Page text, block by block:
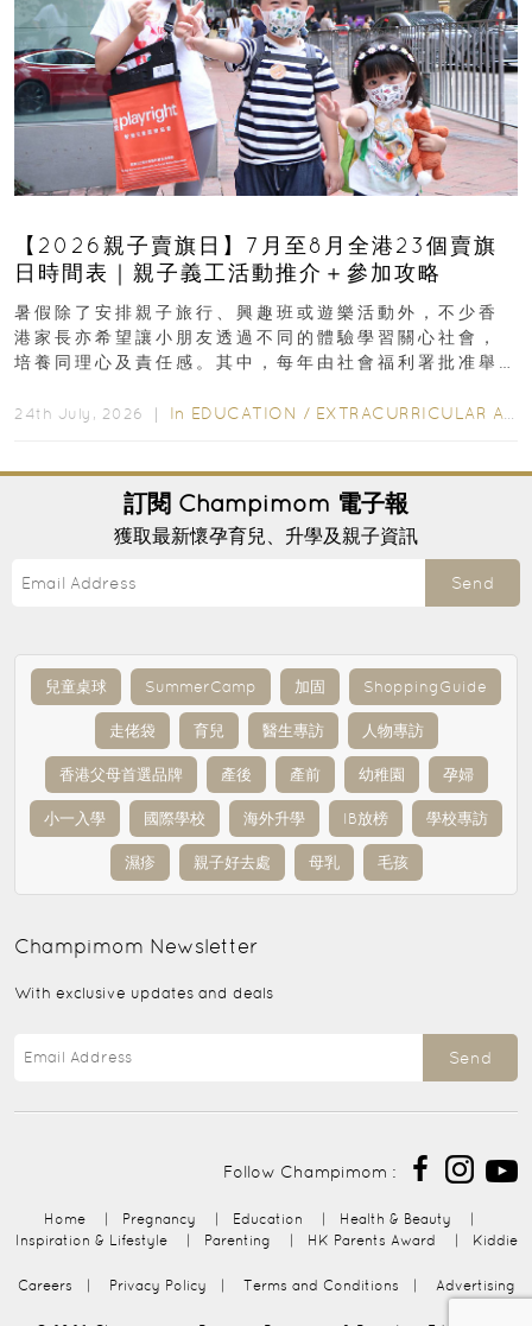
【2026親子賣旗日】7月至8月全港23個賣旗
日時間表｜親子義工活動推介＋參加攻略
暑假除了安排親子旅行、興趣班或遊樂活動外，不少香
港家長亦希望讓小朋友透過不同的體驗學習關心社會，
培養同理心及責任感。其中，每年由社會福利署批准舉
24th July, 2026 ｜ In EDUCATION / EXTRACURRICULAR ACTIVITIES
訂閱 Champimom 電子報
獲取最新懷孕育兒、升學及親子資訊
Send
兒童桌球 SummerCamp 加固 ShoppingGuide
走佬袋 育兒 醫生專訪 人物專訪
香港父母首選品牌 產後 產前 幼稚園 孕婦
小一入學 國際學校 海外升學 IB放榜 學校專訪
濕疹 親子好去處 母乳 毛孩
Champimom Newsletter
With exclusive updates and deals
Send
Follow Champimom :
Home Pregnancy Education Health & Beauty
Inspiration & Lifestyle
Parenting HK Parents Award Kiddie
Careers Privacy Policy Terms and Conditions Advertising